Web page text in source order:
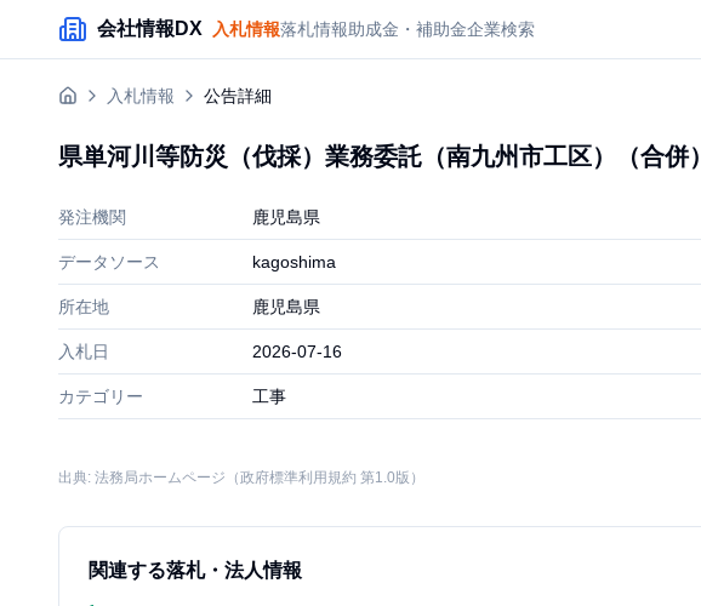
メインコンテンツにスキップ
会社情報DX 入札情報落札情報助成金・補助金企業検索
入札情報 公告詳細
県単河川等防災（伐採）業務委託（南九州市工区）（合併）
発注機関 鹿児島県
データソース kagoshima
所在地 鹿児島県
入札日 2026-07-16
カテゴリー 工事
出典: 法務局ホームページ（政府標準利用規約 第1.0版）
関連する落札・法人情報